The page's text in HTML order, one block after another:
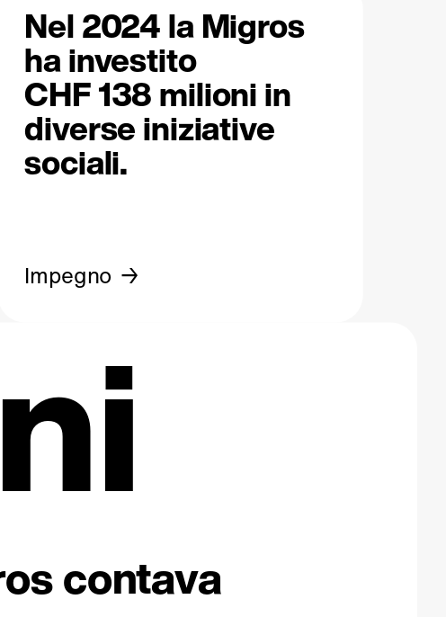
Nel 2024 la Migros
ha investito
CHF 138 milioni in
diverse iniziative
sociali.
Impegno
contava